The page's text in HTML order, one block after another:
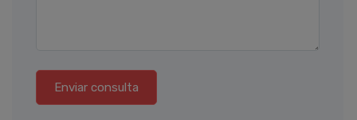
Enviar consulta